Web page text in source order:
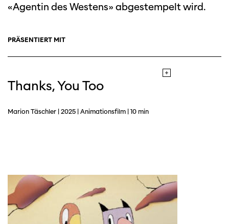
«Agentin des Westens» abgestempelt wird.
PRÄSENTIERT MIT
Thanks, You Too
Marion Täschler | 2025 | Animationsfilm | 10 min